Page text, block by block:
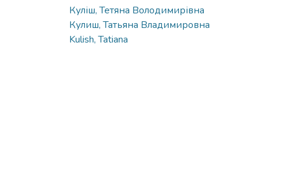
Куліш, Тетяна Володимирівна
Кулиш, Татьяна Владимировна
Kulish, Tatiana